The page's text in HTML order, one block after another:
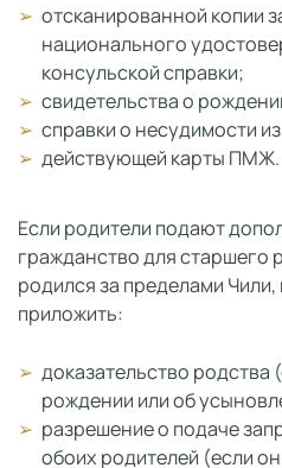
отсканированной копии
национального
консульской справки;
свидетельства о
справки о несудимости
действующей карты ПМЖ.
Если родители подают
гражданство для старшего
родился за пределами Чили,
приложить:
доказательство родства
рождении или об
разрешение о подаче
обоих родителей (если